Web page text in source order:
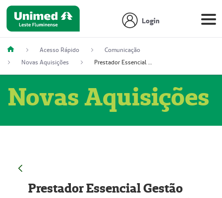
Login
Acesso Rápido
Comunicação
Novas Aquisições
Prestador Essencial Gestão em Saúde Ereli (51004354-7)
Novas Aquisições
Prestador Essencial Gestão